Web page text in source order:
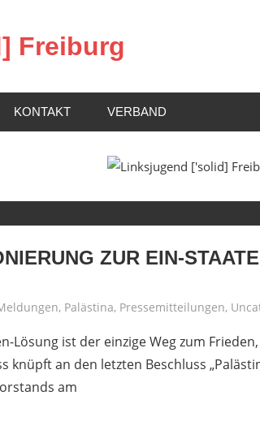
Freiburg
KONTAKT VERBAND
ZUR EIN-
, Palästina, Pressemitteilungen,
Lösung ist der einzige Weg zum
knüpft an den letzten Beschluss
am